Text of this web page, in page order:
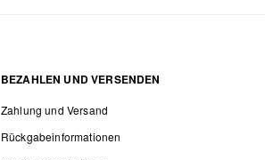
BEZAHLEN UND VERSENDEN
Zahlung und Versand
Rückgabeinformationen